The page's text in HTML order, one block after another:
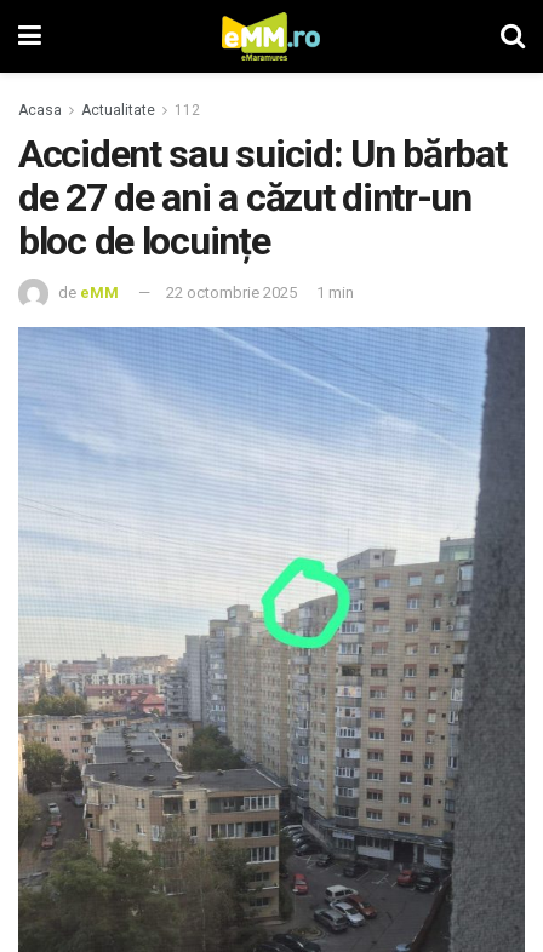
Acasa Actualitate 112
Accident sau suicid: Un bărbat
de 27 de ani a căzut dintr-un
bloc de locuințe
de eMM 22 octombrie 2025 1 min